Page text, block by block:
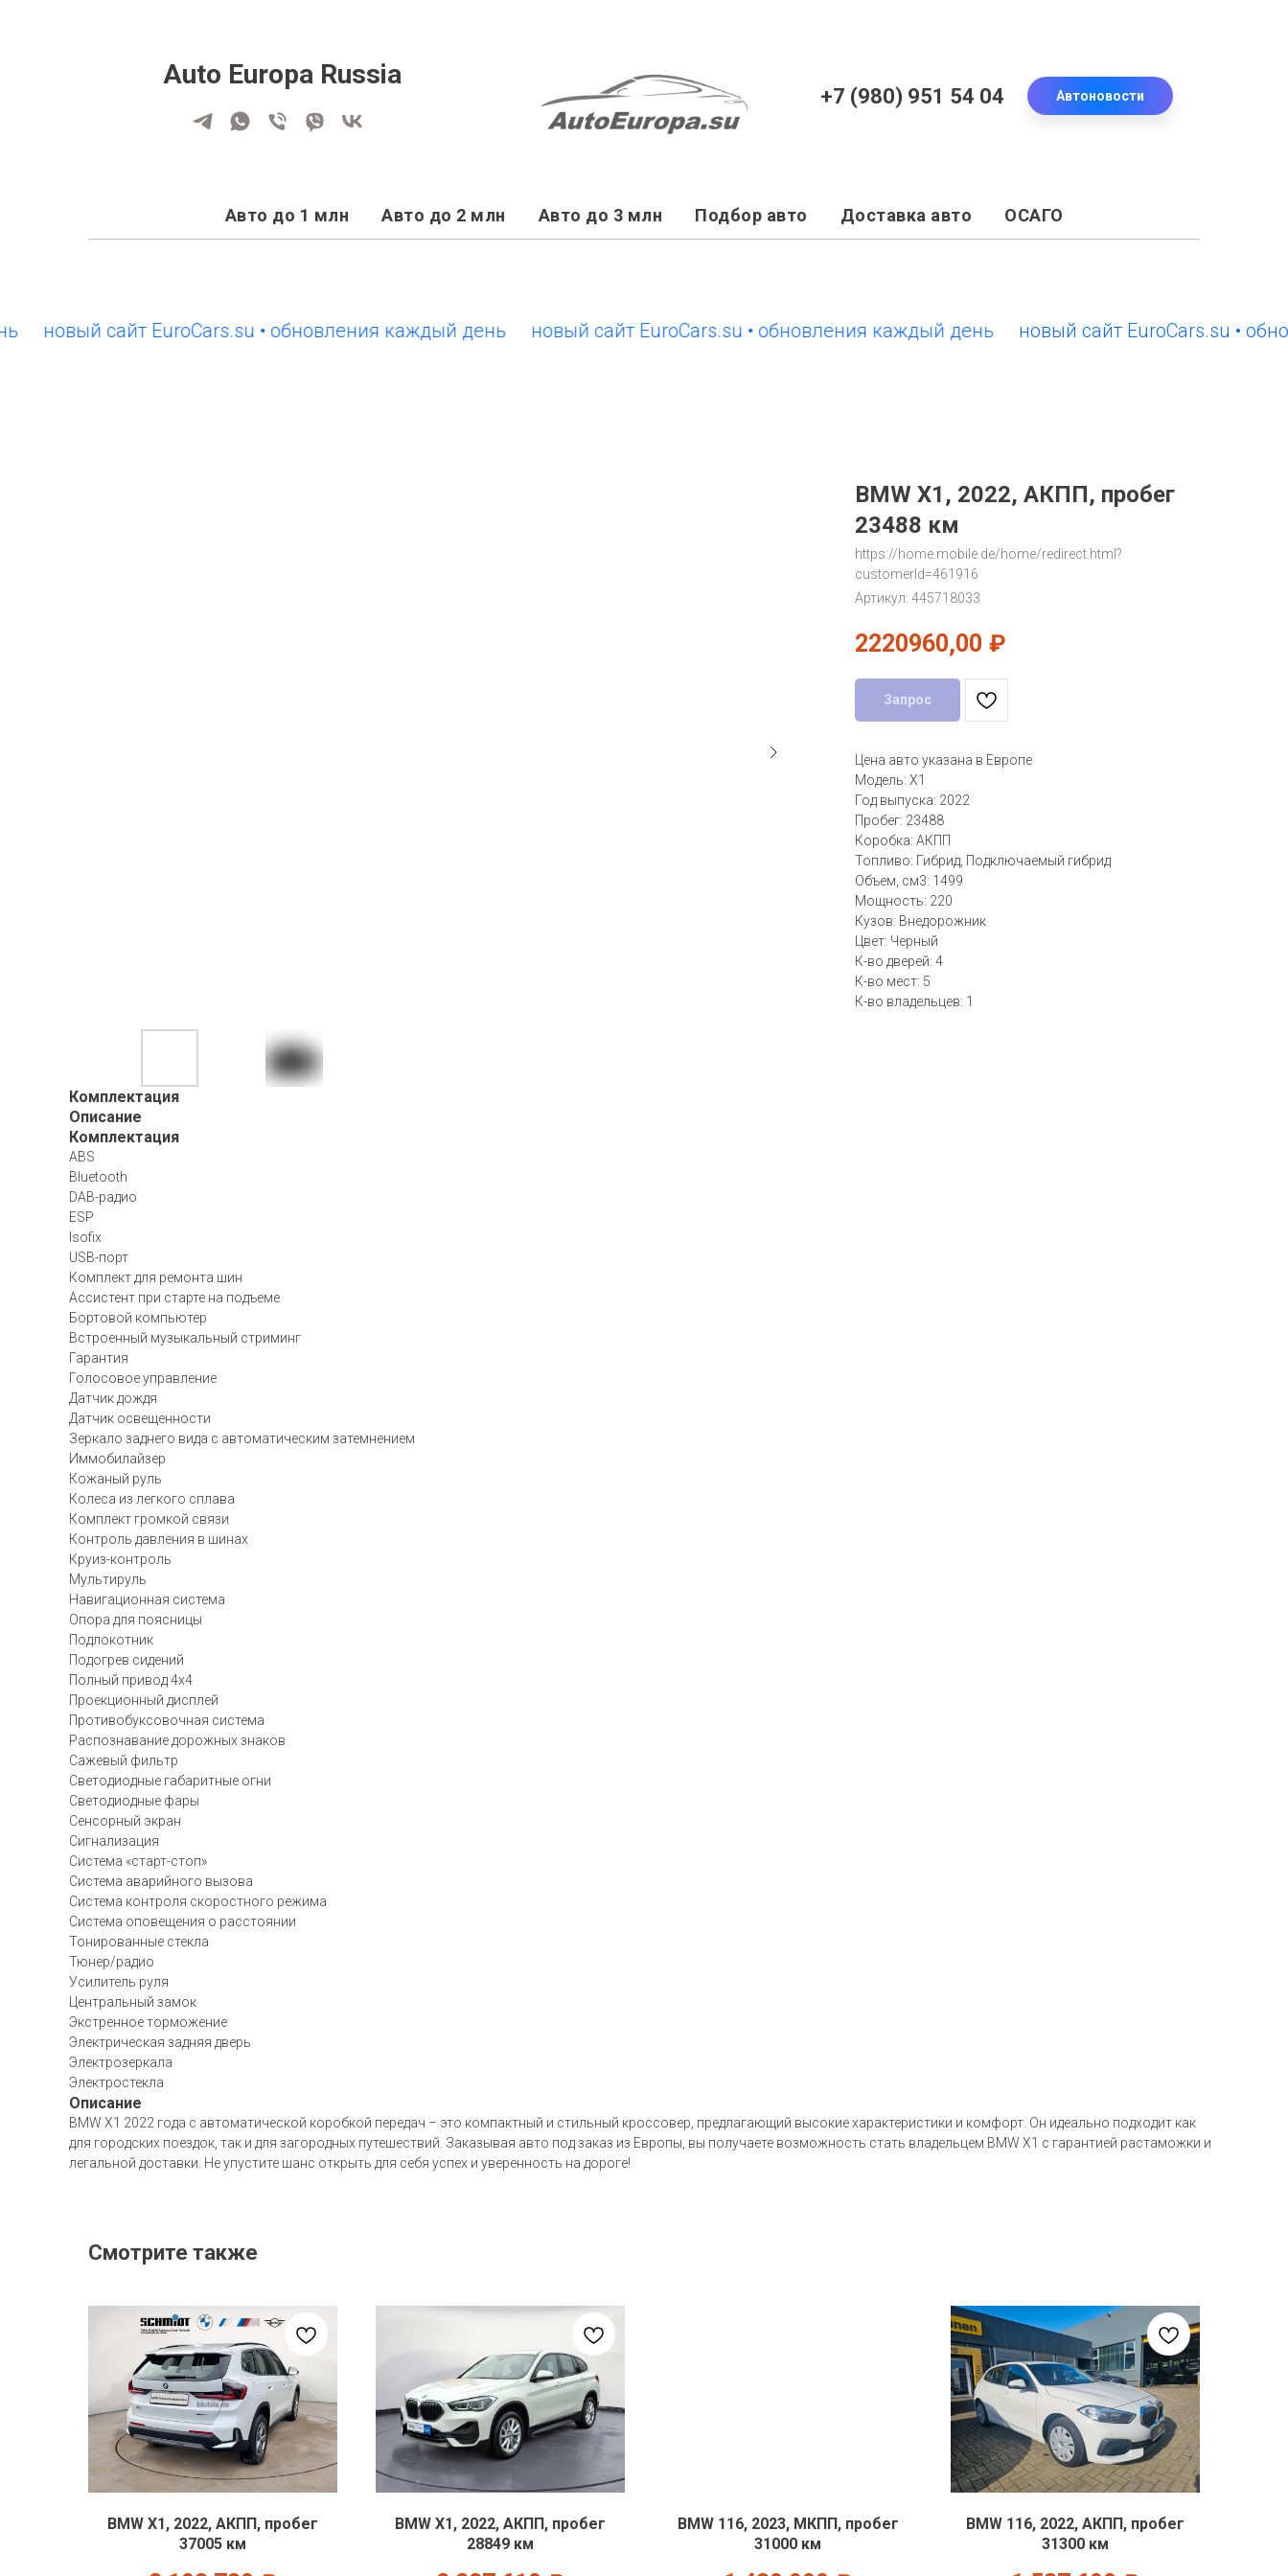
Auto Europa Russia
+7 (980) 951 54 04 Автоновости
Авто до 1 млн Авто до 2 млн Авто до 3 млн Подбор авто Доставка авто ОСАГО
сайт EuroCars.su • обновления каждый день новый сайт EuroCars.su • обновления каждый день новый сайт EuroCars.su •
BMW X1, 2022, АКПП, пробег
23488 км
https://home.mobile.de/home/redirect.html?
customerId=461916
Артикул: 445718033
2220960,00 ₽
Запрос
Цена авто указана в Европе
Модель: X1
Год выпуска: 2022
Пробег: 23488
Коробка: АКПП
Топливо: Гибрид, Подключаемый гибрид
Объем, см3: 1499
Мощность: 220
Кузов: Внедорожник
Цвет: Черный
К-во дверей: 4
К-во мест: 5
К-во владельцев: 1
Комплектация
Описание
Комплектация
ABS
Bluetooth
DAB-радио
ESP
Isofix
USB-порт
Комплект для ремонта шин
Ассистент при старте на подъеме
Бортовой компьютер
Встроенный музыкальный стриминг
Гарантия
Голосовое управление
Датчик дождя
Датчик освещенности
Зеркало заднего вида с автоматическим затемнением
Иммобилайзер
Кожаный руль
Колеса из легкого сплава
Комплект громкой связи
Контроль давления в шинах
Круиз-контроль
Мультируль
Навигационная система
Опора для поясницы
Подлокотник
Подогрев сидений
Полный привод 4х4
Проекционный дисплей
Противобуксовочная система
Распознавание дорожных знаков
Сажевый фильтр
Светодиодные габаритные огни
Светодиодные фары
Сенсорный экран
Сигнализация
Система «старт-стоп»
Система аварийного вызова
Система контроля скоростного режима
Система оповещения о расстоянии
Тонированные стекла
Тюнер/радио
Усилитель руля
Центральный замок
Экстренное торможение
Электрическая задняя дверь
Электрозеркала
Электростекла
Описание
BMW X1 2022 года с автоматической коробкой передач – это компактный и стильный кроссовер, предлагающий высокие характеристики и комфорт. Он идеально подходит как
для городских поездок, так и для загородных путешествий. Заказывая авто под заказ из Европы, вы получаете возможность стать владельцем BMW X1 с гарантией растаможки и
легальной доставки. Не упустите шанс открыть для себя успех и уверенность на дороге!
Смотрите также
BMW X1, 2022, АКПП, пробег
37005 км
BMW X1, 2022, АКПП, пробег
28849 км
BMW 116, 2023, МКПП, пробег
31000 км
BMW 116, 2022, АКПП, пробег
31300 км